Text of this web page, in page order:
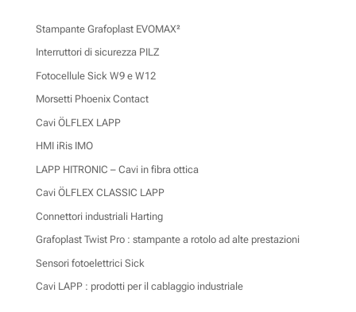
Stampante Grafoplast EVOMAX²
Interruttori di sicurezza PILZ
Fotocellule Sick W9 e W12
Morsetti Phoenix Contact
Cavi ÖLFLEX LAPP
HMI iRis IMO
LAPP HITRONIC – Cavi in fibra ottica
Cavi ÖLFLEX CLASSIC LAPP
Connettori industriali Harting
Grafoplast Twist Pro : stampante a rotolo ad alte prestazioni
Sensori fotoelettrici Sick
Cavi LAPP : prodotti per il cablaggio industriale